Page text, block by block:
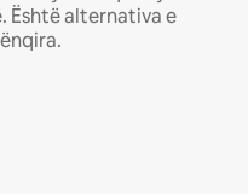
Është alternativa e